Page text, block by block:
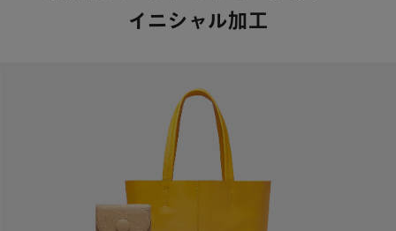
イニシャル加工